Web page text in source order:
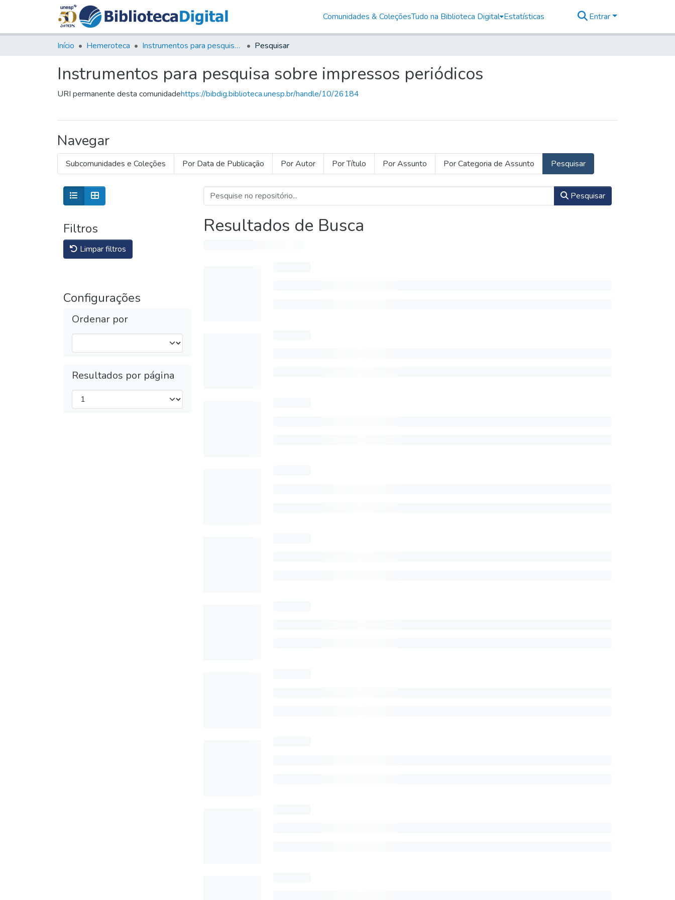
Comunidades & ColeçõesTudo na Biblioteca Digital Estatísticas Entrar
Início Hemeroteca Instrumentos para pesquisa sobre impressos periódicos Pesquisar
Instrumentos para pesquisa sobre impressos periódicos
URI permanente desta comunidadehttps://bibdig.biblioteca.unesp.br/handle/10/26184
Navegar
Subcomunidades e Coleções Por Data de Publicação Por Autor Por Título Por Assunto Por Categoria de Assunto Pesquisar
Filtros
Limpar filtros
Configurações
Ordenar por
Resultados por página
Pesquisar
Resultados de Busca